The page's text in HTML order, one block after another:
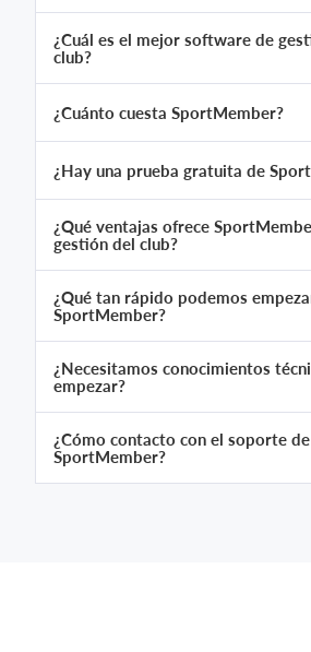
¿Cuál es el mejor software de
club?
¿Cuánto cuesta SportMember?
¿Hay una prueba gratuita de
¿Qué ventajas ofrece
gestión del club?
¿Qué tan rápido podemos
SportMember?
¿Necesitamos conocimientos
empezar?
¿Cómo contacto con el soporte de
SportMember?